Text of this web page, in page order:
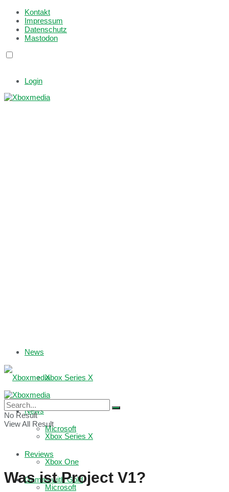
Kontakt
Impressum
Datenschutz
Mastodon
Login
News
Xbox Series X
Microsoft
Reviews
Games with Gold
News
Xbox Series X
Xbox One
Microsoft
No Result
View All Result
Was ist Project V1?